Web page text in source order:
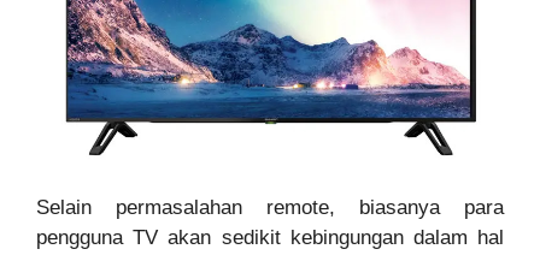
Selain permasalahan remote, biasanya para
pengguna TV akan sedikit kebingungan dalam hal